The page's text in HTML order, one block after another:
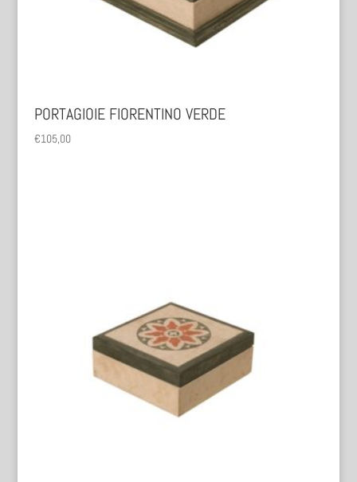
PORTAGIOIE FIORENTINO VERDE
€105,00